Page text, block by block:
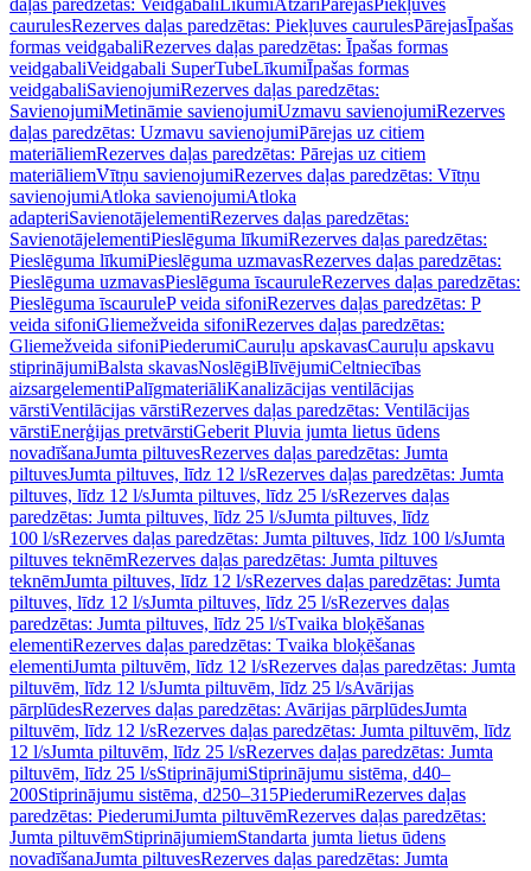
daļas paredzētas: Veidgabali LīkumiAtzari PārejasPiekļuves
caurulesRezerves daļas paredzētas: Piekļuves caurulesPārejasĪpašas
formas veidgabaliRezerves daļas paredzētas: Īpašas formas
veidgabaliVeidgabali SuperTubeLīkumiĪpašas formas
veidgabaliSavienojumiRezerves daļas paredzētas:
SavienojumiMetināmie savienojumiUzmavu savienojumiRezerves
daļas paredzētas: Uzmavu savienojumiPārejas uz citiem
materiāliemRezerves daļas paredzētas: Pārejas uz citiem
materiāliemVītņu savienojumiRezerves daļas paredzētas: Vītņu
savienojumiAtloka savienojumiAtloka
adapteriSavienotājelementiRezerves daļas paredzētas:
SavienotājelementiPieslēguma līkumiRezerves daļas paredzētas:
Pieslēguma līkumiPieslēguma uzmavasRezerves daļas paredzētas:
Pieslēguma uzmavasPieslēguma īscauruleRezerves daļas paredzētas:
Pieslēguma īscauruleP veida sifoniRezerves daļas paredzētas: P
veida sifoniGliemežveida sifoniRezerves daļas paredzētas:
Gliemežveida sifoniPiederumiCauruļu apskavasCauruļu apskavu
stiprinājumiBalsta skavasNoslēgiBlīvējumiCeltniecības
aizsargelementiPalīgmateriāliKanalizācijas ventilācijas
vārstiVentilācijas vārstiRezerves daļas paredzētas: Ventilācijas
vārstiEnerģijas pretvārstiGeberit Pluvia jumta lietus ūdens
novadīšanaJumta piltuvesRezerves daļas paredzētas: Jumta
piltuvesJumta piltuves, līdz 12 l/sRezerves daļas paredzētas: Jumta
piltuves, līdz 12 l/sJumta piltuves, līdz 25 l/sRezerves daļas
paredzētas: Jumta piltuves, līdz 25 l/sJumta piltuves, līdz
100 l/sRezerves daļas paredzētas: Jumta piltuves, līdz 100 l/sJumta
piltuves teknēmRezerves daļas paredzētas: Jumta piltuves
teknēmJumta piltuves, līdz 12 l/sRezerves daļas paredzētas: Jumta
piltuves, līdz 12 l/sJumta piltuves, līdz 25 l/sRezerves daļas
paredzētas: Jumta piltuves, līdz 25 l/sTvaika bloķēšanas
elementiRezerves daļas paredzētas: Tvaika bloķēšanas
elementiJumta piltuvēm, līdz 12 l/sRezerves daļas paredzētas: Jumta
piltuvēm, līdz 12 l/sJumta piltuvēm, līdz 25 l/sAvārijas
pārplūdesRezerves daļas paredzētas: Avārijas pārplūdesJumta
piltuvēm, līdz 12 l/sRezerves daļas paredzētas: Jumta piltuvēm, līdz
12 l/sJumta piltuvēm, līdz 25 l/sRezerves daļas paredzētas: Jumta
piltuvēm, līdz 25 l/sStiprinājumiStiprinājumu sistēma, d40–
200Stiprinājumu sistēma, d250–315PiederumiRezerves daļas
paredzētas: PiederumiJumta piltuvēmRezerves daļas paredzētas:
Jumta piltuvēmStiprinājumiemStandarta jumta lietus ūdens
novadīšanaJumta piltuvesRezerves daļas paredzētas: Jumta